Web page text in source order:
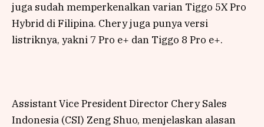
juga sudah memperkenalkan varian Tiggo 5X Pro
Hybrid di Filipina. Chery juga punya versi
listriknya, yakni 7 Pro e+ dan Tiggo 8 Pro e+.
Assistant Vice President Director Chery Sales
Indonesia (CSI) Zeng Shuo, menjelaskan alasan